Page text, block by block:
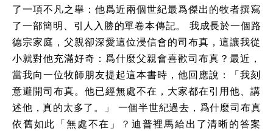
了一項不凡之舉：他爲近兩個世紀最爲傑出的牧者撰寫
了一部簡明、引人入勝的單卷本傳記。
我成長於一個路
德宗家庭，父親卻深愛這位浸信會的司布真，這讓我從
小就對他充滿好奇：爲什麼父親會喜歡司布真？最近，
當我向一位牧師朋友提起這本書時，他回應說：「我刻
意避開司布真。他已經無處不在，大家都在引用他、講
述他，真的太多了。」
一個半世紀過去，爲什麼司布真
依舊如此「無處不在」？迪普裡馬給出了清晰的答案